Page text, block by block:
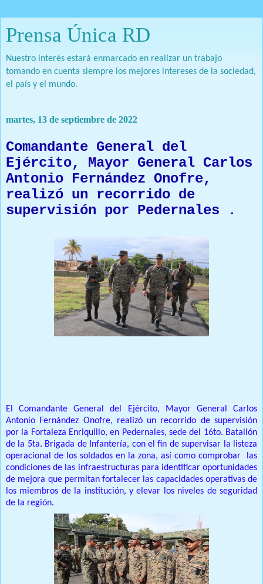
Prensa Única RD
Nuestro interés estará enmarcado en realizar un trabajo
tomando en cuenta siempre los mejores intereses de la sociedad,
el país y el mundo.
martes, 13 de septiembre de 2022
Comandante General del
Ejército, Mayor General Carlos
Antonio Fernández Onofre,
realizó un recorrido de
supervisión por Pedernales .
El Comandante General del Ejército, Mayor General Carlos
Antonio Fernández Onofre, realizó un recorrido de supervisión
por la Fortaleza Enriquillo, en Pedernales, sede del 16to. Batallón
de la 5ta. Brigada de Infantería, con el fin de supervisar la listeza
operacional de los soldados en la zona, así como comprobar las
condiciones de las infraestructuras para identificar oportunidades
de mejora que permitan fortalecer las capacidades operativas de
los miembros de la institución, y elevar los niveles de seguridad
de la región.